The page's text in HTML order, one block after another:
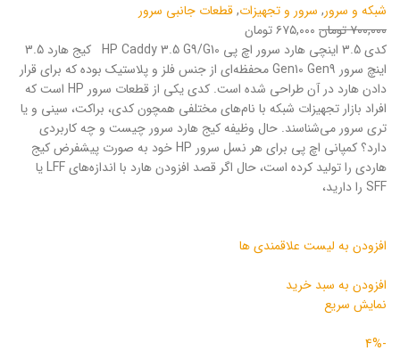
شبکه و سرور, سرور و تجهیزات,قطعات جانبی سرور
۷۰۰,۰۰۰ تومان
۶۷۵,۰۰۰ تومان
کدی 3.5 اینچی هارد سرور اچ پی HP Caddy 3.5 G9/G10 کیج هارد 3.5
اینچ سرور Gen10 Gen9 محفظه‌ای از جنس فلز و پلاستیک بوده که برای قرار
دادن هارد در آن طراحی شده است. کدی یکی از قطعات سرور HP است که
افراد بازار تجهیزات شبکه با نام‌های مختلفی همچون کدی، براکت، سینی و یا
تری سرور می‌شناسند. حال وظیفه کیج هارد سرور چیست و چه کاربردی
دارد؟ کمپانی اچ پی برای هر نسل سرور HP خود به صورت پیشفرض کیج
هاردی را تولید کرده است، حال اگر قصد افزودن هارد با اندازه‌های LFF یا
SFF را دارید‌،
افزودن به لیست علاقمندی ها
افزودن به سبد خرید
نمایش سریع
-4%